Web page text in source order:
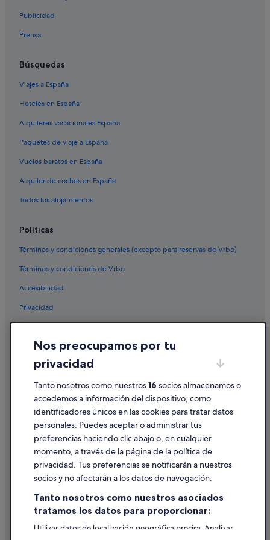
Hoteles románticos en Madrid
Moteles en Madrid
Hoteles de 3 estrellas en Atocha
Comunidad de Madrid hoteles
Hoteles baratos en Distrito Centro de Madrid
Swissotel hoteles en Madrid
Paradores hoteles en Madrid
Campings de caravanas en Comunidad de Madrid
Hoteles boutique en Madrid
Hoteles de 3 estrellas en Madrid
Hoteles de negocios en Distrito Centro de Madrid
Room Mate Hotels en Distrito Centro de Madrid
Melia hoteles en Distrito Centro de Madrid
Extended Stay America hoteles en Madrid
Hoteles con gimnasio en Madrid
Distrito Centro de Madrid hoteles
Publicidad
Prensa
Búsquedas
Viajes a España
Hoteles en España
Alquileres vacacionales España
Paquetes de viaje a España
Vuelos baratos en España
Alquiler de coches en España
Todos los alojamientos
Políticas
Términos y condiciones generales (excepto para reservas de Vrbo)
Términos y condiciones de Vrbo
Accesibilidad
Privacidad
Condiciones de uso
Información legal/contacto
Pautas sobre el contenido y cómo denunciar contenido
Ayuda
Cancelar un vuelo
Cancelar una reserva de hotel o de un alquiler vacacional
Utilizar un cupón de Expedia
Documentos para viajes internacionales
Nos preocupamos por tu
privacidad
Tanto nosotros como nuestros16 socios almacenamos o
accedemos a información del dispositivo, como
identificadores únicos en las cookies para tratar datos
personales. Puedes aceptar o administrar tus
preferencias haciendo clic abajo o, en cualquier
momento, a través de la página de la política de
privacidad. Tus preferencias se notificarán a nuestros
socios y no afectarán a los datos de navegación.
Tanto nosotros como nuestros asociados
tratamos los datos para proporcionar:
Utilizar datos de localización geográfica precisa. Analizar